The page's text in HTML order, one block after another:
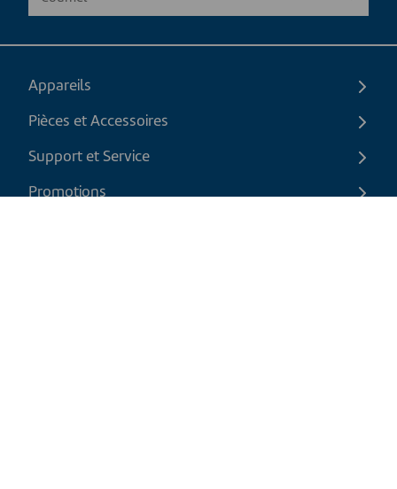
Appareils
Pièces et Accessoires
Support et Service
Promotions